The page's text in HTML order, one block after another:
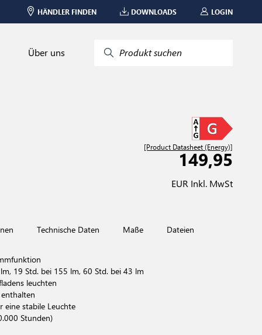
HÄNDLER FINDEN DOWNLOADS LOGIN
Über uns Produkt suchen
[Product Datasheet (Energy)]
149,95
EUR Inkl. MwSt
Technische Daten Maße Dateien
19 Std. bei 155 lm, 60 Std. bei 43 lm
leuchten
eine stabile Leuchte
Stunden)